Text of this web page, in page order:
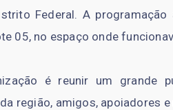
Federal. A
05, no espaço onde
é reunir um grande
região, amigos, apoiadores